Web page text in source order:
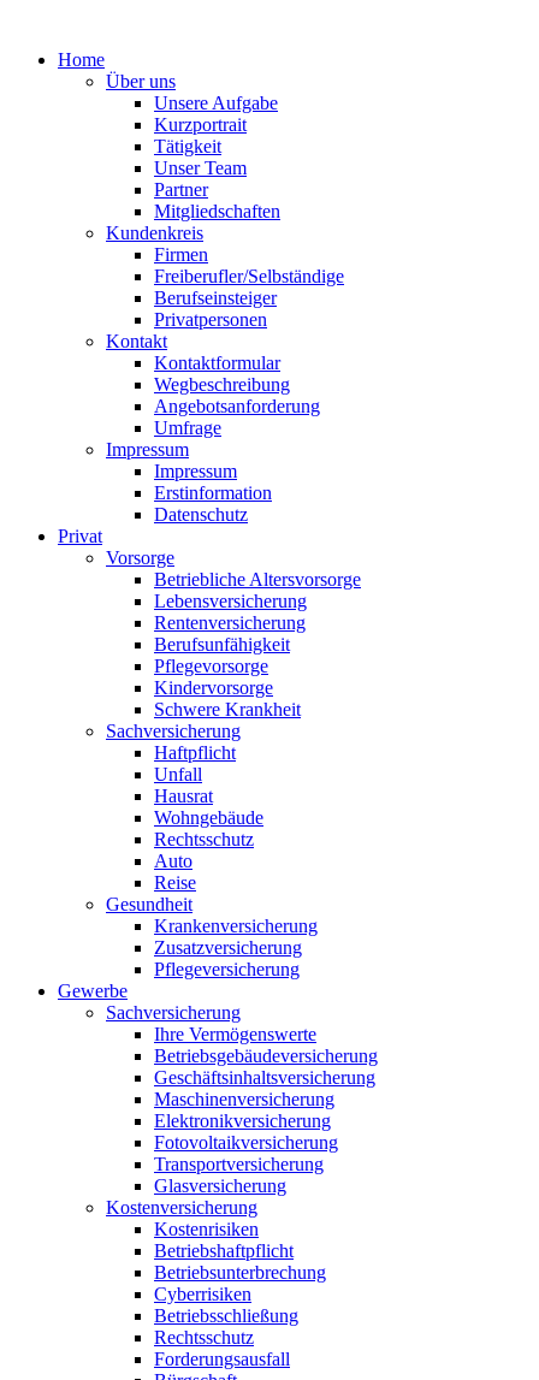
Home
Über uns
Unsere Aufgabe
Kurzportrait
Tätigkeit
Unser Team
Partner
Mitgliedschaften
Kundenkreis
Firmen
Freiberufler/Selbständige
Berufseinsteiger
Privatpersonen
Kontakt
Kontaktformular
Wegbeschreibung
Angebotsanforderung
Umfrage
Impressum
Impressum
Erstinformation
Datenschutz
Privat
Vorsorge
Betriebliche Altersvorsorge
Lebensversicherung
Rentenversicherung
Berufsunfähigkeit
Pflegevorsorge
Kindervorsorge
Schwere Krankheit
Sachversicherung
Haftpflicht
Unfall
Hausrat
Wohngebäude
Rechtsschutz
Auto
Reise
Gesundheit
Krankenversicherung
Zusatzversicherung
Pflegeversicherung
Gewerbe
Sachversicherung
Ihre Vermögenswerte
Betriebsgebäudeversicherung
Geschäftsinhaltsversicherung
Maschinenversicherung
Elektronikversicherung
Fotovoltaikversicherung
Transportversicherung
Glasversicherung
Kostenversicherung
Kostenrisiken
Betriebshaftpflicht
Betriebsunterbrechung
Cyberrisiken
Betriebsschließung
Rechtsschutz
Forderungsausfall